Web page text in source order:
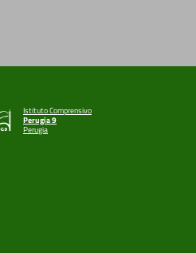
Istituto Comprensivo
Perugia 9
Perugia